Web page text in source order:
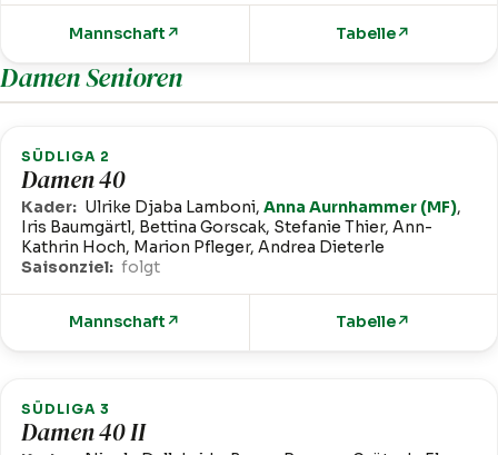
Mannschaft ↗ Tabelle↗
Damen Senioren
SÜDLIGA 2
Damen 40
Kader: Ulrike Djaba Lamboni,Anna Aurnhammer (MF),
Iris Baumgärtl, Bettina Gorscak, Stefanie Thier, Ann-
Kathrin Hoch, Marion Pfleger, Andrea Dieterle
Saisonziel: folgt
Mannschaft ↗ Tabelle↗
SÜDLIGA 3
Damen 40 II